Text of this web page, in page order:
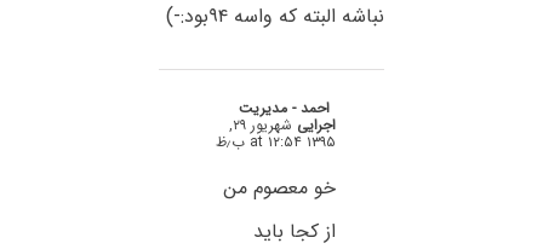
نباشه البته که واسه ۹۴بود:-)
احمد - مدیریت
اجرایی شهریور ۲۹,
۱۳۹۵ at ۱۲:۵۴ ب٫ظ
خو معصوم من
از کجا باید